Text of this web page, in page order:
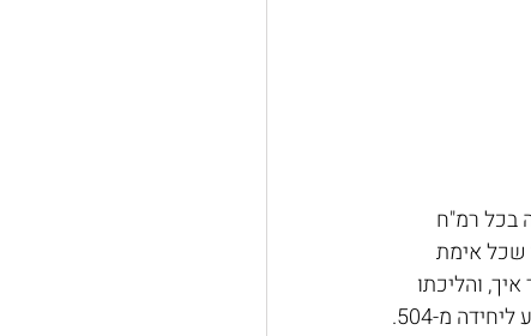
והלוויתו התקיימה ב- 17/10/2025. צור היה בכל רמ"ח
שכל אימת
והליכתו
מ-504.